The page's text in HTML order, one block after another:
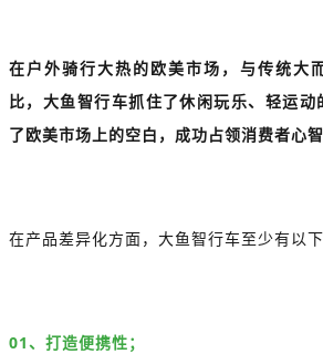
在户外骑行大热的欧美市场，与传统大
比，大鱼智行车抓住了休闲玩乐、轻运
了欧美市场上的空白，成功占领消费者心智
在产品差异化方面，大鱼智行车至少有以下
01、打造便携性；